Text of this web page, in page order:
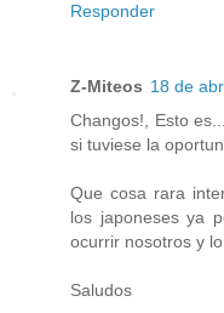
Responder
Z-Miteos 18 de
Changos!, Esto
si tuviese la
Que cosa rara
los japoneses ya
ocurrir nosotros y
Saludos